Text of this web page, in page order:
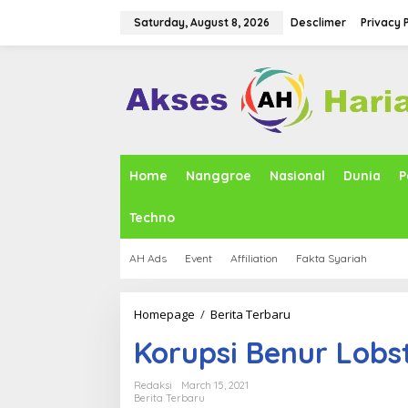
Saturday, August 8, 2026 Desclimer Privacy
Home Nanggroe Nasional Dunia
Techno
AH Ads Event Affiliation Fakta Syariah
Homepage / Berita Terbaru
r
u
Korupsi Benur
Redaksi
March 15, 2021
Berita Terbaru